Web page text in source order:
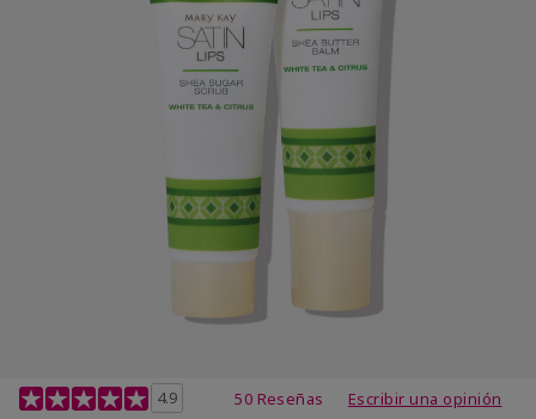
Calificación de clientes de 4,7 de 5
4.9 50 Reseñas Escribir una opinión